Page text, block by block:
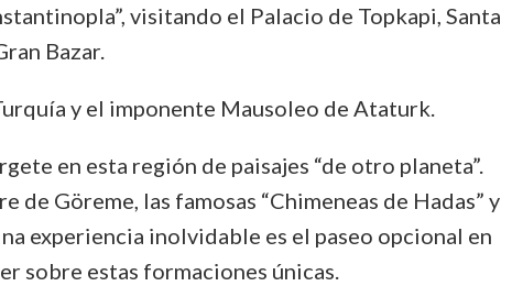
visitando el Palacio de Topkapi, Santa
Bazar.
y el imponente Mausoleo de Ataturk.
en esta región de paisajes “de otro planeta”.
de Göreme, las famosas “Chimeneas de Hadas” y
experiencia inolvidable es el paseo opcional en
sobre estas formaciones únicas.